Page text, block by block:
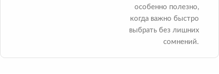
особенно полезно,
когда важно быстро
выбрать без лишних
сомнений.